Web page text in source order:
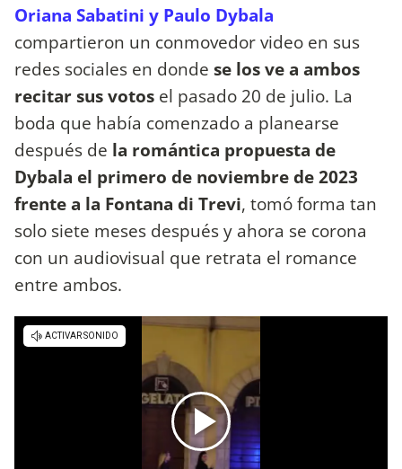
Oriana Sabatini y Paulo Dybala
compartieron un conmovedor video en sus
redes sociales en donde se los ve a ambos
recitar sus votos el pasado 20 de julio. La
boda que había comenzado a planearse
después de la romántica propuesta de
Dybala el primero de noviembre de 2023
frente a la Fontana di Trevi, tomó forma tan
solo siete meses después y ahora se corona
con un audiovisual que retrata el romance
entre ambos.